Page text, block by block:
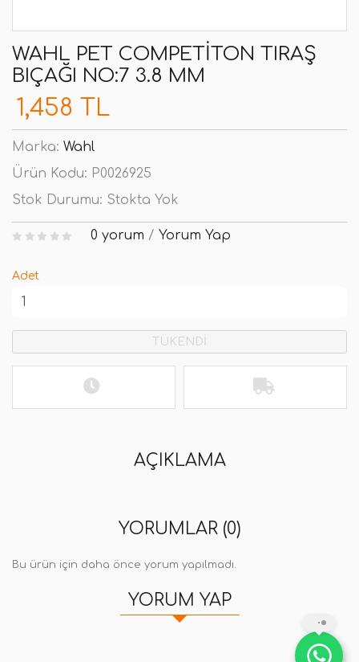
WAHL PET COMPETITON TIRAŞ
BIÇAĞI NO:7 3.8 MM
1,458 TL
Marka: Wahl
Ürün Kodu: P0026925
Stok Durumu: Stokta Yok
0 yorum / Yorum Yap
Adet
TÜKENDİ
AÇIKLAMA
YORUMLAR (0)
Bu ürün için daha önce yorum yapılmadı.
YORUM YAP